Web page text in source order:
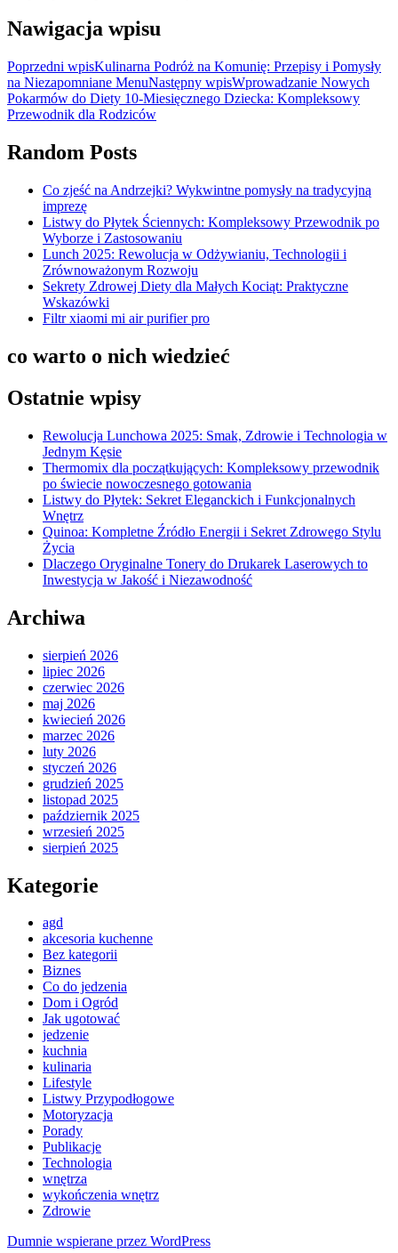
Nawigacja wpisu
Poprzedni wpisKulinarna Podróż na Komunię: Przepisy i Pomysły
na Niezapomniane MenuNastępny wpisWprowadzanie Nowych
Pokarmów do Diety 10-Miesięcznego Dziecka: Kompleksowy
Przewodnik dla Rodziców
Random Posts
Co zjeść na Andrzejki? Wykwintne pomysły na tradycyjną
imprezę
Listwy do Płytek Ściennych: Kompleksowy Przewodnik po
Wyborze i Zastosowaniu
Lunch 2025: Rewolucja w Odżywianiu, Technologii i
Zrównoważonym Rozwoju
Sekrety Zdrowej Diety dla Małych Kociąt: Praktyczne
Wskazówki
Filtr xiaomi mi air purifier pro
co warto o nich wiedzieć
Ostatnie wpisy
Rewolucja Lunchowa 2025: Smak, Zdrowie i Technologia w
Jednym Kęsie
Thermomix dla początkujących: Kompleksowy przewodnik
po świecie nowoczesnego gotowania
Listwy do Płytek: Sekret Eleganckich i Funkcjonalnych
Wnętrz
Quinoa: Kompletne Źródło Energii i Sekret Zdrowego Stylu
Życia
Dlaczego Oryginalne Tonery do Drukarek Laserowych to
Inwestycja w Jakość i Niezawodność
Archiwa
sierpień 2026
lipiec 2026
czerwiec 2026
maj 2026
kwiecień 2026
marzec 2026
luty 2026
styczeń 2026
grudzień 2025
listopad 2025
październik 2025
wrzesień 2025
sierpień 2025
Kategorie
agd
akcesoria kuchenne
Bez kategorii
Biznes
Co do jedzenia
Dom i Ogród
Jak ugotować
jedzenie
kuchnia
kulinaria
Lifestyle
Listwy Przypodłogowe
Motoryzacja
Porady
Publikacje
Technologia
wnętrza
wykończenia wnętrz
Zdrowie
Dumnie wspierane przez WordPress